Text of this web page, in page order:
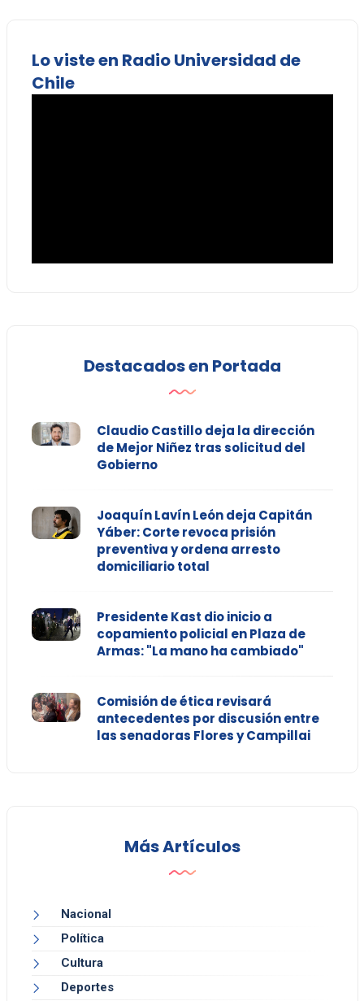
Lo viste en Radio Universidad de
Chile
Destacados en Portada
Claudio Castillo deja la dirección
de Mejor Niñez tras solicitud del
Gobierno
Joaquín Lavín León deja Capitán
Yáber: Corte revoca prisión
preventiva y ordena arresto
domiciliario total
Presidente Kast dio inicio a
copamiento policial en Plaza de
Armas: "La mano ha cambiado"
Comisión de ética revisará
antecedentes por discusión entre
las senadoras Flores y Campillai
Más Artículos
Nacional
Política
Cultura
Deportes